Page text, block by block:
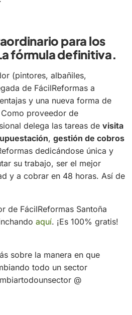
para los
fórmula definitiva.
(pintores, albañiles,
de FácilReformas a
y una nueva forma de
proveedor de
delega las tareas de visita
, gestión de cobros
dedicándose única y
su trabajo, ser el mejor
y a cobrar en 48 horas. Así de
de FácilReformas Santoña
aquí. ¡Es 100% gratis!
sobre la manera en que
todo un sector
@